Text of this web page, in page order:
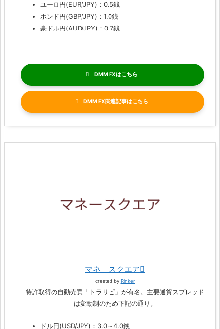
ユーロ円(EUR/JPY)：0.5銭
ポンド円(GBP/JPY)：1.0銭
豪ドル円(AUD/JPY)：0.7銭
DMM FX
DMM FX関連記事
マネースクエア
created by Rinker
特許取得の自動売買「トラリピ」が有名。主要通貨スプレッド
は変動制のため下記の通り。
ドル円(USD/JPY)：3.0～4.0銭